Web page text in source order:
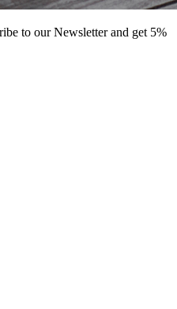
to our Newsletter and get 5%